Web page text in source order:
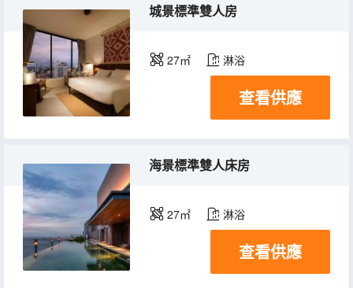
城景標準雙人房
27㎡ 淋浴
查看供應
海景標準雙人床房
27㎡ 淋浴
查看供應